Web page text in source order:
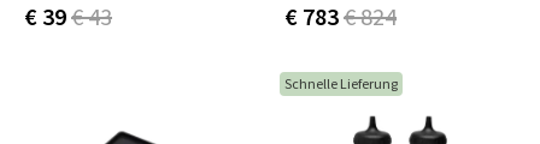
€ 39€ 43 € 783€ 824
Schnelle Lieferung